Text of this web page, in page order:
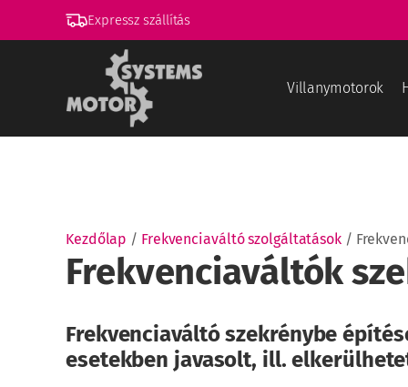
Expressz szállítás
Villanymotorok
Kezdőlap / Frekvenciaváltó szolgáltatások/
Frekvenciaváltók
Frekvenciaváltó szekrénybe
esetekben javasolt, ill.